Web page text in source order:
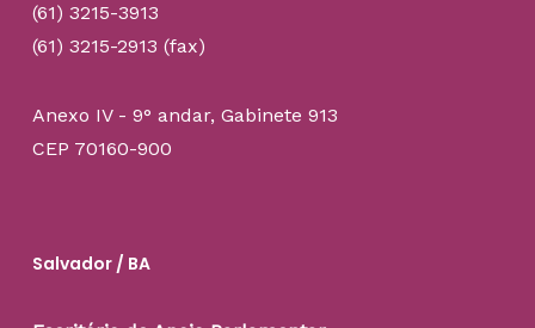
(61) 3215-3913
(61) 3215-2913 (fax)
Anexo IV - 9° andar, Gabinete 913
CEP 70160-900
Salvador / BA